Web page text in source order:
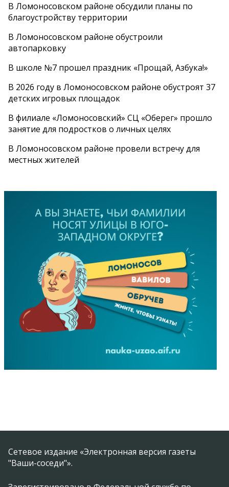
В Ломоносовском районе обсудили планы по
благоустройству территории
В Ломоносовском районе обустроили
автопарковку
В школе №7 прошел праздник «Прощай, Азбука!»
В 2026 году в Ломоносовском районе обустроят 37
детских игровых площадок
В филиале «Ломоносовский» СЦ «Оберег» прошло
занятие для подростков о личных целях
В Ломоносовском районе провели встречу для
местных жителей
Сетевое издание «Электронная версия газеты
"Ваши-соседи"».